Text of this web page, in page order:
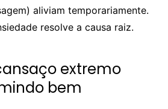
aliviam temporariamente.
resolve a causa raiz.
extremo
bem